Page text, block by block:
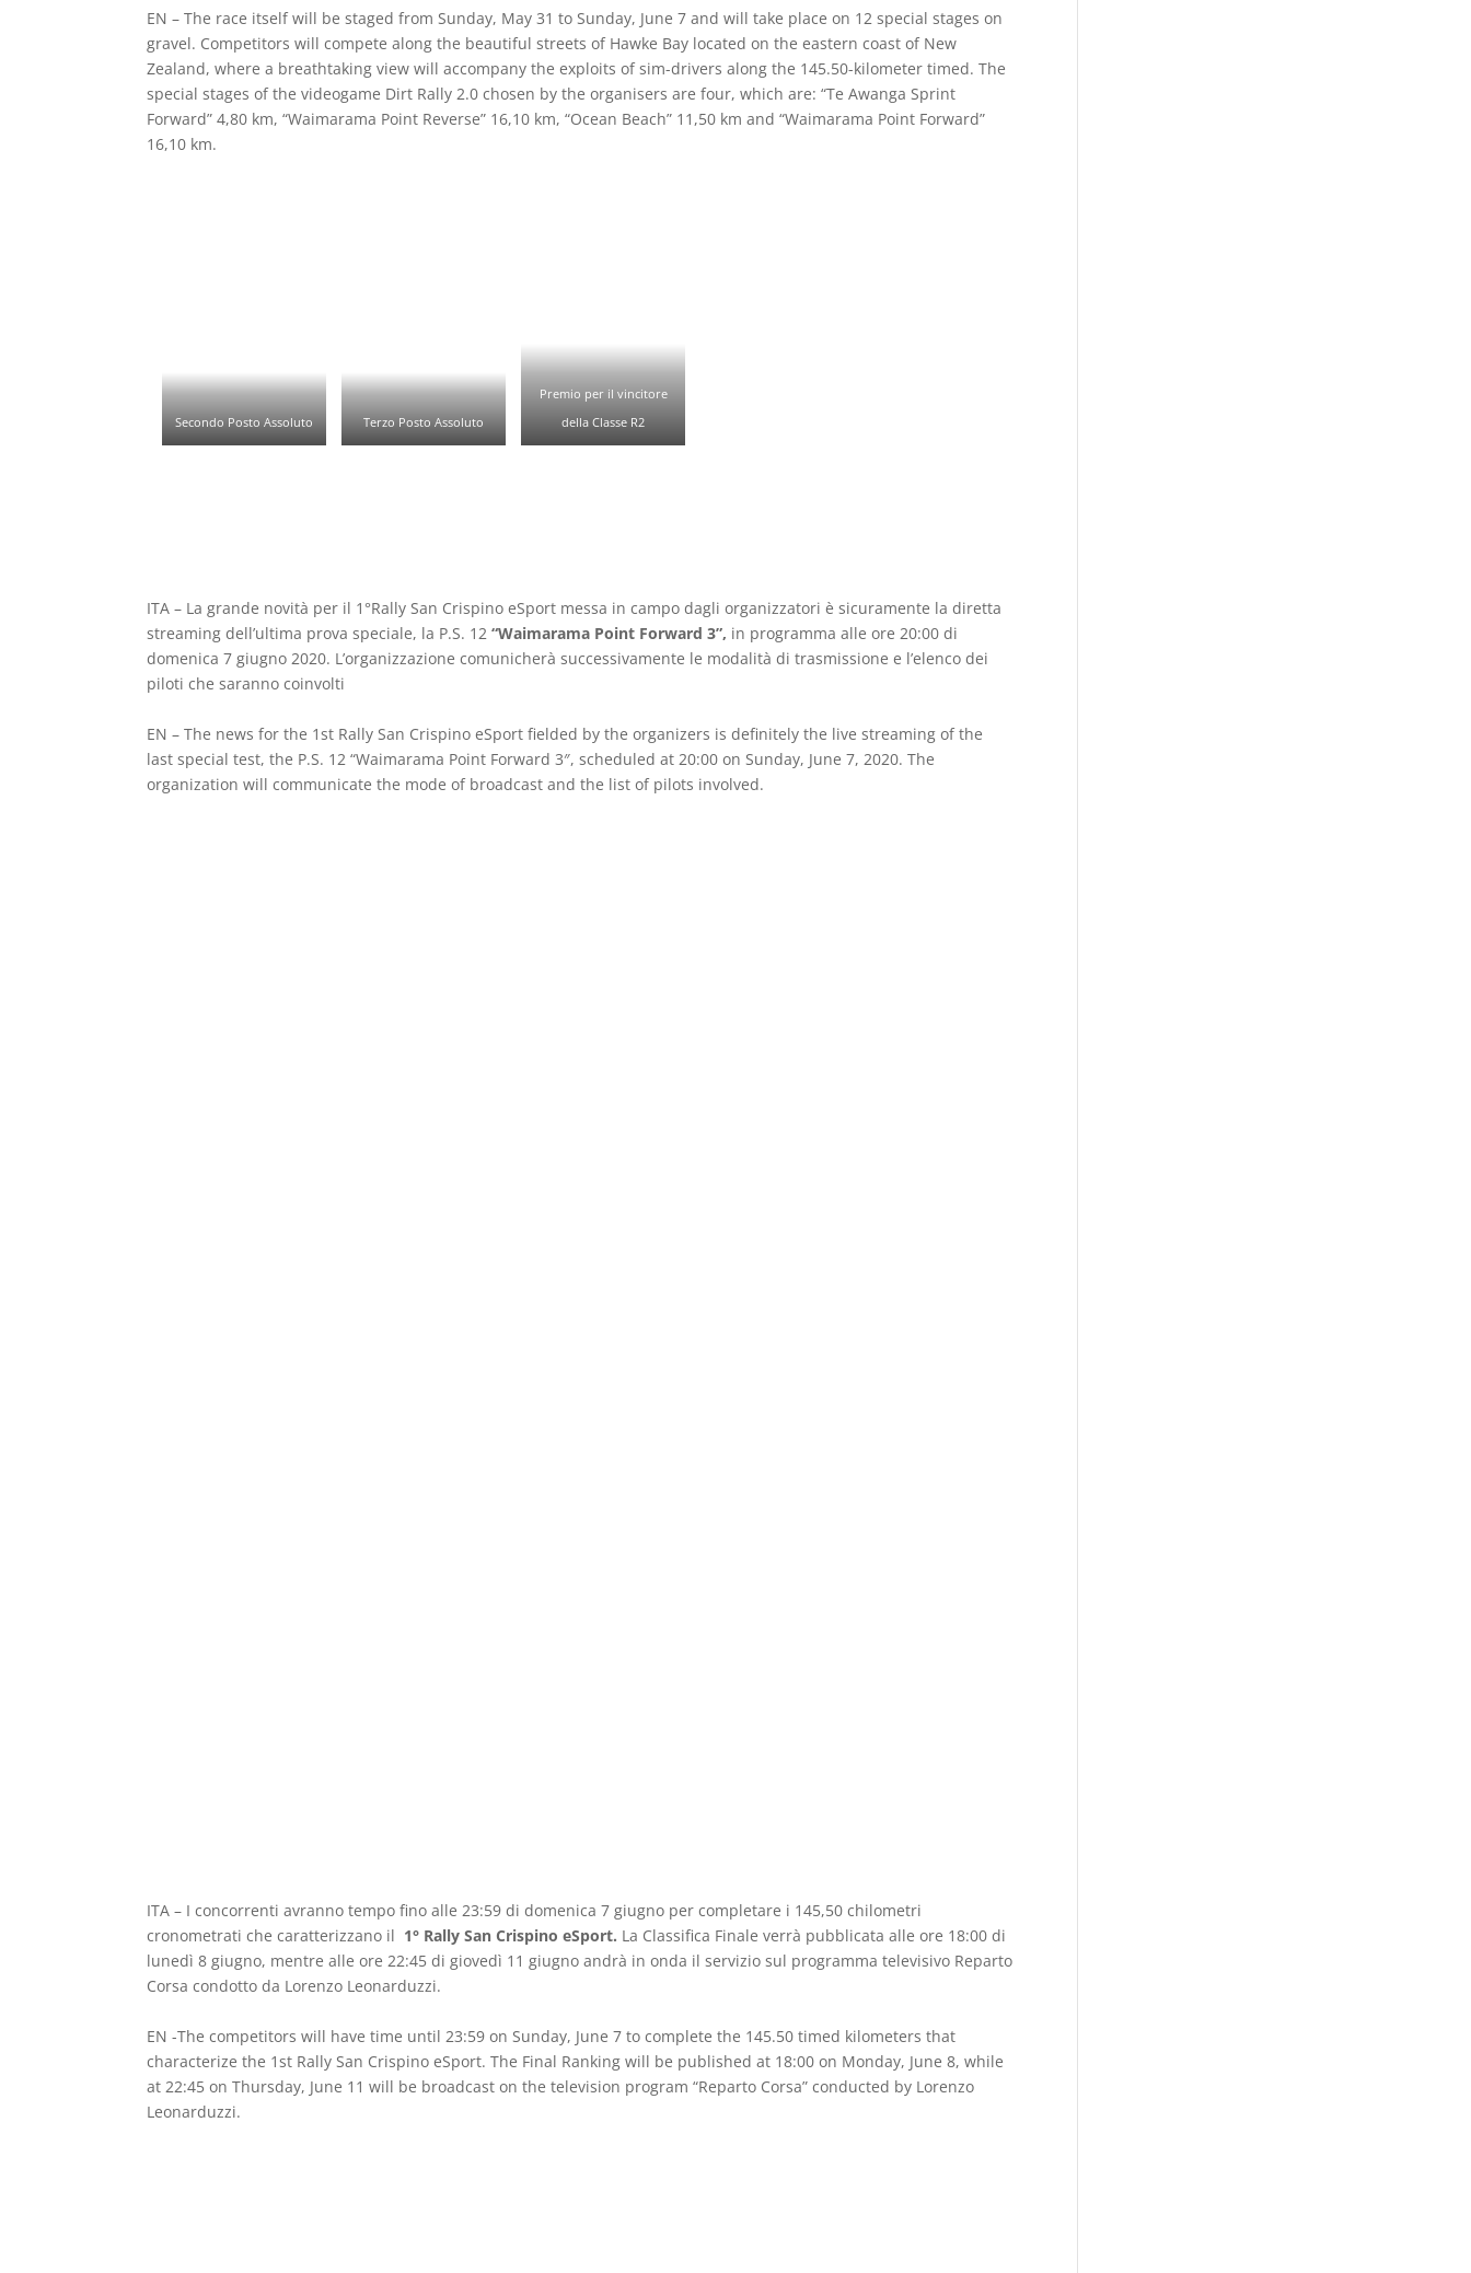
EN – The race itself will be staged from Sunday, May 31 to Sunday, June 7 and will take place on 12 special stages on
gravel. Competitors will compete along the beautiful streets of Hawke Bay located on the eastern coast of New
Zealand, where a breathtaking view will accompany the exploits of sim-drivers along the 145.50-kilometer timed. The
special stages of the videogame Dirt Rally 2.0 chosen by the organisers are four, which are: “Te Awanga Sprint
Forward” 4,80 km, “Waimarama Point Reverse” 16,10 km, “Ocean Beach” 11,50 km and “Waimarama Point Forward”
16,10 km.
Secondo Posto Assoluto Terzo Posto Assoluto
Premio per il vincitore
della Classe R2
ITA – La grande novità per il 1°Rally San Crispino eSport messa in campo dagli organizzatori è sicuramente la diretta
streaming dell’ultima prova speciale, la P.S. 12“Waimarama Point Forward 3”, in programma alle ore 20:00 di
domenica 7 giugno 2020. L’organizzazione comunicherà successivamente le modalità di trasmissione e l’elenco dei
piloti che saranno coinvolti
EN – The news for the 1st Rally San Crispino eSport fielded by the organizers is definitely the live streaming of the
last special test, the P.S. 12 “Waimarama Point Forward 3″, scheduled at 20:00 on Sunday, June 7, 2020. The
organization will communicate the mode of broadcast and the list of pilots involved.
ITA – I concorrenti avranno tempo fino alle 23:59 di domenica 7 giugno per completare i 145,50 chilometri
cronometrati che caratterizzano il 1° Rally San Crispino eSport. La Classifica Finale verrà pubblicata alle ore 18:00 di
lunedì 8 giugno, mentre alle ore 22:45 di giovedì 11 giugno andrà in onda il servizio sul programma televisivo Reparto
Corsa condotto da Lorenzo Leonarduzzi.
EN -The competitors will have time until 23:59 on Sunday, June 7 to complete the 145.50 timed kilometers that
characterize the 1st Rally San Crispino eSport. The Final Ranking will be published at 18:00 on Monday, June 8, while
at 22:45 on Thursday, June 11 will be broadcast on the television program “Reparto Corsa” conducted by Lorenzo
Leonarduzzi.